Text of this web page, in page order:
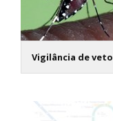
Vigilância de